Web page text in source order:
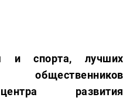
и спорта, лучших
развития